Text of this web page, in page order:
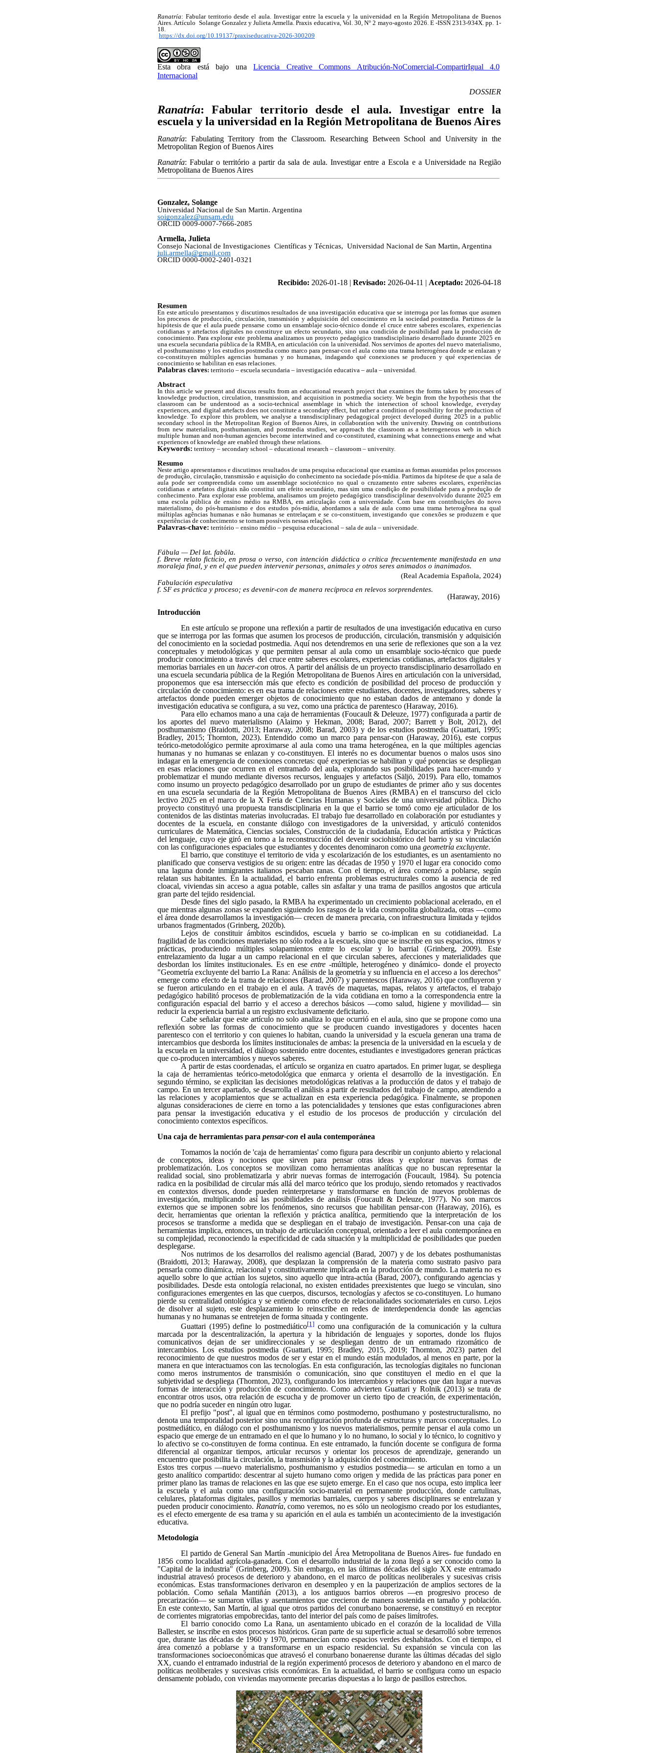
Ranatría: Fabular territorio desde el aula. Investigar entre la escuela y la universidad en la Región Metropolitana de Buenos
Aires. Artículo Solange Gonzalez y Julieta Armella. Praxis educativa, Vol. 30, N° 2 mayo-agosto 2026. E -ISSN 2313-934X. pp. 1-
18.
https://dx.doi.org/10.19137/praxiseducativa-2026-300209
Esta obra está bajo unaLicencia Creative Commons Atribución-NoComercial-CompartirIgual 4.0
Internacional
DOSSIER
Ranatría: Fabular territorio desde el aula. Investigar entre la
escuela y la universidad en la Región Metropolitana de Buenos Aires
Ranatría: Fabulating Territory from the Classroom. Researching Between School and University in the
Metropolitan Region of Buenos Aires
Ranatría: Fabular o território a partir da sala de aula. Investigar entre a Escola e a Universidade na Região
Metropolitana de Buenos Aires
Gonzalez, Solange
Universidad Nacional de San Martin. Argentina
soigonzalez@unsam.edu
ORCID 0009-0007-7666-2085
Armella, Julieta
Consejo Nacional de Investigaciones Científicas y Técnicas, Universidad Nacional de San Martin, Argentina
juli.armella@gmail.com
ORCID 0000-0002-2401-0321
Recibido: 2026-01-18 | Revisado: 2026-04-11 | Aceptado: 2026-04-18
Resumen
En este artículo presentamos y discutimos resultados de una investigación educativa que se interroga por las formas que asumen
los procesos de producción, circulación, transmisión y adquisición del conocimiento en la sociedad postmedia. Partimos de la
hipótesis de que el aula puede pensarse como un ensamblaje socio-técnico donde el cruce entre saberes escolares, experiencias
cotidianas y artefactos digitales no constituye un efecto secundario, sino una condición de posibilidad para la producción de
conocimiento. Para explorar este problema analizamos un proyecto pedagógico transdisciplinario desarrollado durante 2025 en
una escuela secundaria pública de la RMBA, en articulación con la universidad. Nos servimos de aportes del nuevo materialismo,
el posthumanismo y los estudios postmedia como marco para pensar-con el aula como una trama heterogénea donde se enlazan y
co-constituyen múltiples agencias humanas y no humanas, indagando qué conexiones se producen y qué experiencias de
conocimiento se habilitan en esas relaciones.
Palabras claves: territorio – escuela secundaria – investigación educativa – aula – universidad.
Abstract
In this article we present and discuss results from an educational research project that examines the forms taken by processes of
knowledge production, circulation, transmission, and acquisition in postmedia society. We begin from the hypothesis that the
classroom can be understood as a socio-technical assemblage in which the intersection of school knowledge, everyday
experiences, and digital artefacts does not constitute a secondary effect, but rather a condition of possibility for the production of
knowledge. To explore this problem, we analyse a transdisciplinary pedagogical project developed during 2025 in a public
secondary school in the Metropolitan Region of Buenos Aires, in collaboration with the university. Drawing on contributions
from new materialism, posthumanism, and postmedia studies, we approach the classroom as a heterogeneous web in which
multiple human and non-human agencies become intertwined and co-constituted, examining what connections emerge and what
experiences of knowledge are enabled through these relations.
Keywords: territory – secondary school – educational research – classroom – university.
Resumo
Neste artigo apresentamos e discutimos resultados de uma pesquisa educacional que examina as formas assumidas pelos processos
de produção, circulação, transmissão e aquisição do conhecimento na sociedade pós-mídia. Partimos da hipótese de que a sala de
aula pode ser compreendida como um assemblage sociotécnico no qual o cruzamento entre saberes escolares, experiências
cotidianas e artefatos digitais não constitui um efeito secundário, mas sim uma condição de possibilidade para a produção de
conhecimento. Para explorar esse problema, analisamos um projeto pedagógico transdisciplinar desenvolvido durante 2025 em
uma escola pública de ensino médio na RMBA, em articulação com a universidade. Com base em contribuições do novo
materialismo, do pós-humanismo e dos estudos pós-mídia, abordamos a sala de aula como uma trama heterogênea na qual
múltiplas agências humanas e não humanas se entrelaçam e se co-constituem, investigando que conexões se produzem e que
experiências de conhecimento se tornam possíveis nessas relações.
Palavras-chave: território – ensino médio – pesquisa educacional – sala de aula – universidade.
Fábula — Del lat. fabŭla.
f. Breve relato ficticio, en prosa o verso, con intención didáctica o crítica frecuentemente manifestada en una
moraleja final, y en el que pueden intervenir personas, animales y otros seres animados o inanimados.
(Real Academia Española, 2024)
Fabulación especulativa
f. SF es práctica y proceso; es devenir-con de manera recíproca en relevos sorprendentes.
(Haraway, 2016)
Introducción
En este artículo se propone una reflexión a partir de resultados de una investigación educativa en curso
que se interroga por las formas que asumen los procesos de producción, circulación, transmisión y adquisición
del conocimiento en la sociedad postmedia. Aquí nos detendremos en una serie de reflexiones que son a la vez
conceptuales y metodológicas y que permiten pensar al aula como un ensamblaje socio-técnico que puede
producir conocimiento a través del cruce entre saberes escolares, experiencias cotidianas, artefactos digitales y
memorias barriales en un hacer-conotros. A partir del análisis de un proyecto transdisciplinario desarrollado en
una escuela secundaria pública de la Región Metropolitana de Buenos Aires en articulación con la universidad,
proponemos que esa intersección más que efecto es condición de posibilidad del proceso de producción y
circulación de conocimiento: es en esa trama de relaciones entre estudiantes, docentes, investigadores, saberes y
artefactos donde pueden emerger objetos de conocimiento que no estaban dados de antemano y donde la
investigación educativa se configura, a su vez, como una práctica de parentesco (Haraway, 2016).
Para ello echamos mano a una caja de herramientas (Foucault & Deleuze, 1977) configurada a partir de
los aportes del nuevo materialismo (Alaimo y Hekman, 2008; Barad, 2007; Barrett y Bolt, 2012), del
posthumanismo (Braidotti, 2013; Haraway, 2008; Barad, 2003) y de los estudios postmedia (Guattari, 1995;
Bradley, 2015; Thornton, 2023). Entendido como un marco para pensar-con (Haraway, 2016), este corpus
teórico-metodológico permite aproximarse al aula como una trama heterogénea, en la que múltiples agencias
humanas y no humanas se enlazan y co-constituyen. El interés no es documentar buenos o malos usos sino
indagar en la emergencia de conexiones concretas: qué experiencias se habilitan y qué potencias se despliegan
en esas relaciones que ocurren en el entramado del aula, explorando sus posibilidades para hacer-mundo y
problematizar el mundo mediante diversos recursos, lenguajes y artefactos (Säljö, 2019). Para ello, tomamos
como insumo un proyecto pedagógico desarrollado por un grupo de estudiantes de primer año y sus docentes
en una escuela secundaria de la Región Metropolitana de Buenos Aires (RMBA) en el transcurso del ciclo
lectivo 2025 en el marco de la X Feria de Ciencias Humanas y Sociales de una universidad pública. Dicho
proyecto constituyó una propuesta transdisciplinaria en la que el barrio se tomó como eje articulador de los
contenidos de las distintas materias involucradas. El trabajo fue desarrollado en colaboración por estudiantes y
docentes de la escuela, en constante diálogo con investigadores de la universidad, y articuló contenidos
curriculares de Matemática, Ciencias sociales, Construcción de la ciudadanía, Educación artística y Prácticas
del lenguaje, cuyo eje giró en torno a la reconstrucción del devenir sociohistórico del barrio y su vinculación
con las configuraciones espaciales que estudiantes y docentes denominaron como una geometría excluyente.
El barrio, que constituye el territorio de vida y escolarización de los estudiantes, es un asentamiento no
planificado que conserva vestigios de su origen: entre las décadas de 1950 y 1970 el lugar era conocido como
una laguna donde inmigrantes italianos pescaban ranas. Con el tiempo, el área comenzó a poblarse, según
relatan sus habitantes. En la actualidad, el barrio enfrenta problemas estructurales como la ausencia de red
cloacal, viviendas sin acceso a agua potable, calles sin asfaltar y una trama de pasillos angostos que articula
gran parte del tejido residencial.
Desde fines del siglo pasado, la RMBA ha experimentado un crecimiento poblacional acelerado, en el
que mientras algunas zonas se expanden siguiendo los rasgos de la vida cosmopolita globalizada, otras —como
el área donde desarrollamos la investigación— crecen de manera precaria, con infraestructura limitada y tejidos
urbanos fragmentados (Grinberg, 2020b).
Lejos de constituir ámbitos escindidos, escuela y barrio se co-implican en su cotidianeidad. La
fragilidad de las condiciones materiales no sólo rodea a la escuela, sino que se inscribe en sus espacios, ritmos y
prácticas, produciendo múltiples solapamientos entre lo escolar y lo barrial (Grinberg, 2009). Este
entrelazamiento da lugar a un campo relacional en el que circulan saberes, afecciones y materialidades que
desbordan los límites institucionales. Es en eseentre -múltiple, heterogéneo y dinámico- donde el proyecto
"Geometría excluyente del barrio La Rana: Análisis de la geometría y su influencia en el acceso a los derechos"
emerge como efecto de la trama de relaciones (Barad, 2007) y parentescos (Haraway, 2016) que confluyeron y
se fueron articulando en el trabajo en el aula. A través de maquetas, mapas, relatos y artefactos, el trabajo
pedagógico habilitó procesos de problematización de la vida cotidiana en torno a la correspondencia entre la
configuración espacial del barrio y el acceso a derechos básicos —como salud, higiene y movilidad— sin
reducir la experiencia barrial a un registro exclusivamente deficitario.
Cabe señalar que este artículo no solo analiza lo que ocurrió en el aula, sino que se propone como una
reflexión sobre las formas de conocimiento que se producen cuando investigadores y docentes hacen
parentesco con el territorio y con quienes lo habitan, cuando la universidad y la escuela generan una trama de
intercambios que desborda los límites institucionales de ambas: la presencia de la universidad en la escuela y de
la escuela en la universidad, el diálogo sostenido entre docentes, estudiantes e investigadores generan prácticas
que co-producen intercambios y nuevos saberes.
A partir de estas coordenadas, el artículo se organiza en cuatro apartados. En primer lugar, se despliega
la caja de herramientas teórico-metodológica que enmarca y orienta el desarrollo de la investigación. En
segundo término, se explicitan las decisiones metodológicas relativas a la producción de datos y el trabajo de
campo. En un tercer apartado, se desarrolla el análisis a partir de resultados del trabajo de campo, atendiendo a
las relaciones y acoplamientos que se actualizan en esta experiencia pedagógica. Finalmente, se proponen
algunas consideraciones de cierre en torno a las potencialidades y tensiones que estas configuraciones abren
para pensar la investigación educativa y el estudio de los procesos de producción y circulación del
conocimiento contextos específicos.
Una caja de herramientas para pensar-con el aula contemporánea
Tomamos la noción de 'caja de herramientas' como figura para describir un conjunto abierto y relacional
de conceptos, ideas y nociones que sirven para pensar otras ideas y explorar nuevas formas de
problematización. Los conceptos se movilizan como herramientas analíticas que no buscan representar la
realidad social, sino problematizarla y abrir nuevas formas de interrogación (Foucault, 1984). Su potencia
radica en la posibilidad de circular más allá del marco teórico que los produjo, siendo retomados y reactivados
en contextos diversos, donde pueden reinterpretarse y transformarse en función de nuevos problemas de
investigación, multiplicando así las posibilidades de análisis (Foucault & Deleuze, 1977). No son marcos
externos que se imponen sobre los fenómenos, sino recursos que habilitan pensar-con (Haraway, 2016), es
decir, herramientas que orientan la reflexión y práctica analítica, permitiendo que la interpretación de los
procesos se transforme a medida que se despliegan en el trabajo de investigación. Pensar-con una caja de
herramientas implica, entonces, un trabajo de articulación conceptual, orientado a leer el aula contemporánea en
su complejidad, reconociendo la especificidad de cada situación y la multiplicidad de posibilidades que pueden
desplegarse.
Nos nutrimos de los desarrollos del realismo agencial (Barad, 2007) y de los debates posthumanistas
(Braidotti, 2013; Haraway, 2008), que desplazan la comprensión de la materia como sustrato pasivo para
pensarla como dinámica, relacional y constitutivamente implicada en la producción de mundo. La materia no es
aquello sobre lo que actúan los sujetos, sino aquello que intra-actúa (Barad, 2007), configurando agencias y
posibilidades. Desde esta ontología relacional, no existen entidades preexistentes que luego se vinculan, sino
configuraciones emergentes en las que cuerpos, discursos, tecnologías y afectos se co-constituyen. Lo humano
pierde su centralidad ontológica y se entiende como efecto de relacionalidades sociomateriales en curso. Lejos
de disolver al sujeto, este desplazamiento lo reinscribe en redes de interdependencia donde las agencias
humanas y no humanas se entretejen de forma situada y contingente.
Guattari (1995) define lo postmediático[1]como una configuración de la comunicación y la cultura
marcada por la descentralización, la apertura y la hibridación de lenguajes y soportes, donde los flujos
comunicativos dejan de ser unidireccionales y se despliegan dentro de un entramado rizomático de
intercambios. Los estudios postmedia (Guattari, 1995; Bradley, 2015, 2019; Thornton, 2023) parten del
reconocimiento de que nuestros modos de ser y estar en el mundo están modulados, al menos en parte, por la
manera en que interactuamos con las tecnologías. En esta configuración, las tecnologías digitales no funcionan
como meros instrumentos de transmisión o comunicación, sino que constituyen el medio en el que la
subjetividad se despliega (Thornton, 2023), configurando los intercambios y relaciones que dan lugar a nuevas
formas de interacción y producción de conocimiento. Como advierten Guattari y Rolnik (2013) se trata de
encontrar otros usos, otra relación de escucha y de promover un cierto tipo de creación, de experimentación,
que no podría suceder en ningún otro lugar.
El prefijo "post", al igual que en términos como postmoderno, posthumano y postestructuralismo, no
denota una temporalidad posterior sino una reconfiguración profunda de estructuras y marcos conceptuales. Lo
postmediático, en diálogo con el posthumanismo y los nuevos materialismos, permite pensar el aula como un
espacio que emerge de un entramado en el que lo humano y lo no humano, lo social y lo técnico, lo cognitivo y
lo afectivo se co-constituyen de forma continua. En este entramado, la función docente se configura de forma
diferencial al organizar tiempos, articular recursos y orientar los procesos de aprendizaje, generando un
encuentro que posibilita la circulación, la transmisión y la adquisición del conocimiento.
Estos tres corpus —nuevo materialismo, posthumanismo y estudios postmedia— se articulan en torno a un
gesto analítico compartido: descentrar al sujeto humano como origen y medida de las prácticas para poner en
primer plano las tramas de relaciones en las que ese sujeto emerge. En el caso que nos ocupa, esto implica leer
la escuela y el aula como una configuración socio-material en permanente producción, donde cartulinas,
celulares, plataformas digitales, pasillos y memorias barriales, cuerpos y saberes disciplinares se entrelazan y
pueden producir conocimiento. Ranatría, como veremos, no es sólo un neologismo creado por los estudiantes,
es el efecto emergente de esa trama y su aparición en el aula es también un acontecimiento de la investigación
educativa.
Metodología
El partido de General San Martín -municipio del Área Metropolitana de Buenos Aires- fue fundado en
1856 como localidad agrícola-ganadera. Con el desarrollo industrial de la zona llegó a ser conocido como la
"Capital de la industria" (Grinberg, 2009). Sin embargo, en las últimas décadas del siglo XX este entramado
industrial atravesó procesos de deterioro y abandono, en el marco de políticas neoliberales y sucesivas crisis
económicas. Estas transformaciones derivaron en desempleo y en la pauperización de amplios sectores de la
población. Como señala Mantiñán (2013), a los antiguos barrios obreros —en progresivo proceso de
precarización— se sumaron villas y asentamientos que crecieron de manera sostenida en tamaño y población.
En este contexto, San Martín, al igual que otros partidos del conurbano bonaerense, se constituyó en receptor
de corrientes migratorias empobrecidas, tanto del interior del país como de países limítrofes.
El barrio conocido como La Rana, un asentamiento ubicado en el corazón de la localidad de Villa
Ballester, se inscribe en estos procesos históricos. Gran parte de su superficie actual se desarrolló sobre terrenos
que, durante las décadas de 1960 y 1970, permanecían como espacios verdes deshabitados. Con el tiempo, el
área comenzó a poblarse y a transformarse en un espacio residencial. Su expansión se vincula con las
transformaciones socioeconómicas que atravesó el conurbano bonaerense durante las últimas décadas del siglo
XX, cuando el entramado industrial de la región experimentó procesos de deterioro y abandono en el marco de
políticas neoliberales y sucesivas crisis económicas. En la actualidad, el barrio se configura como un espacio
densamente poblado, con viviendas mayormente precarias dispuestas a lo largo de pasillos estrechos.